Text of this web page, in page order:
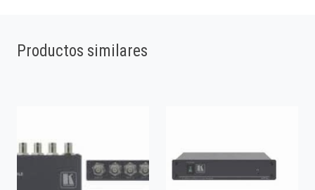
Productos similares